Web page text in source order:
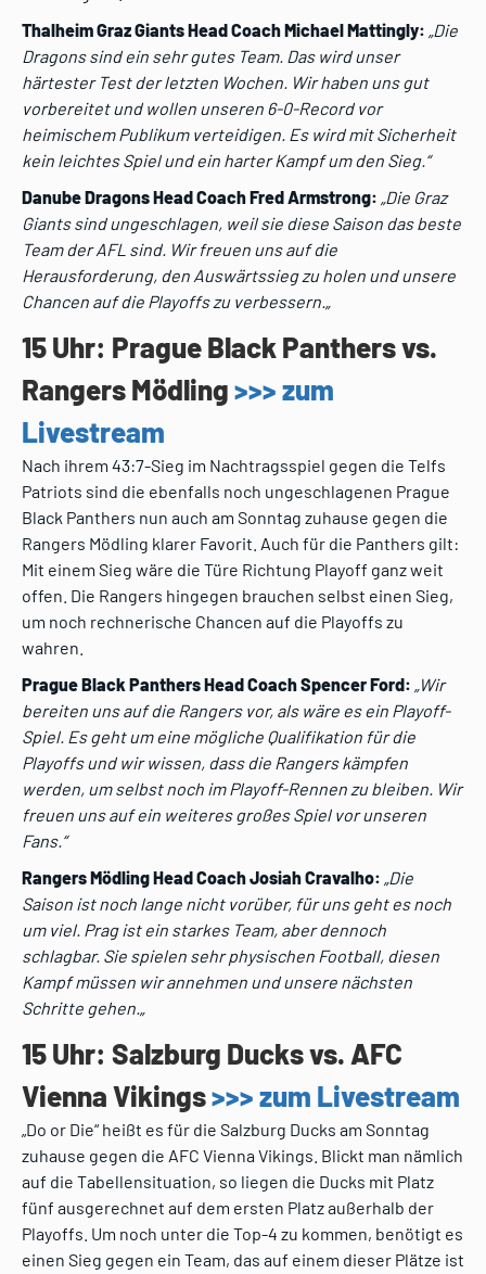
Thalheim Graz Giants Head Coach Michael Mattingly: „Die
Dragons sind ein sehr gutes Team. Das wird unser
härtester Test der letzten Wochen. Wir haben uns gut
vorbereitet und wollen unseren 6-0-Record vor
heimischem Publikum verteidigen. Es wird mit Sicherheit
kein leichtes Spiel und ein harter Kampf um den Sieg.“
Danube Dragons Head Coach Fred Armstrong: „Die Graz
Giants sind ungeschlagen, weil sie diese Saison das beste
Team der AFL sind. Wir freuen uns auf die
Herausforderung, den Auswärtssieg zu holen und unsere
Chancen auf die Playoffs zu verbessern.„
15 Uhr: Prague Black Panthers vs.
Rangers Mödling>>> zum
Livestream
Nach ihrem 43:7-Sieg im Nachtragsspiel gegen die Telfs
Patriots sind die ebenfalls noch ungeschlagenen Prague
Black Panthers nun auch am Sonntag zuhause gegen die
Rangers Mödling klarer Favorit. Auch für die Panthers gilt:
Mit einem Sieg wäre die Türe Richtung Playoff ganz weit
offen. Die Rangers hingegen brauchen selbst einen Sieg,
um noch rechnerische Chancen auf die Playoffs zu
wahren.
Prague Black Panthers Head Coach Spencer Ford: „Wir
bereiten uns auf die Rangers vor, als wäre es ein Playoff-
Spiel. Es geht um eine mögliche Qualifikation für die
Playoffs und wir wissen, dass die Rangers kämpfen
werden, um selbst noch im Playoff-Rennen zu bleiben. Wir
freuen uns auf ein weiteres großes Spiel vor unseren
Fans.“
Rangers Mödling Head Coach Josiah Cravalho: „Die
Saison ist noch lange nicht vorüber, für uns geht es noch
um viel. Prag ist ein starkes Team, aber dennoch
schlagbar. Sie spielen sehr physischen Football, diesen
Kampf müssen wir annehmen und unsere nächsten
Schritte gehen.„
15 Uhr: Salzburg Ducks vs. AFC
Vienna Vikings>>> zum Livestream
„Do or Die“ heißt es für die Salzburg Ducks am Sonntag
zuhause gegen die AFC Vienna Vikings. Blickt man nämlich
auf die Tabellensituation, so liegen die Ducks mit Platz
fünf ausgerechnet auf dem ersten Platz außerhalb der
Playoffs. Um noch unter die Top-4 zu kommen, benötigt es
einen Sieg gegen ein Team, das auf einem dieser Plätze ist